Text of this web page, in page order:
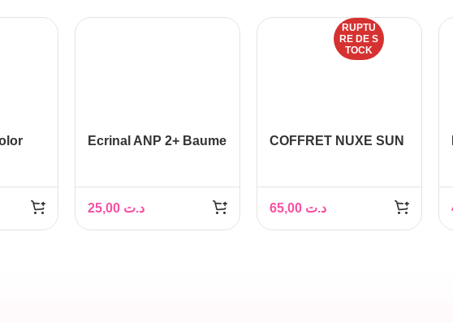
Ecrinal ANP 2+ Baume
د.ت
RUPTU
RE DE S
TOCK
COFFRET NUXE SUN
د.ت